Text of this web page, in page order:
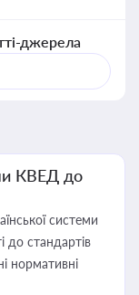
джерела
КВЕД до
системи
до стандартів
нормативні